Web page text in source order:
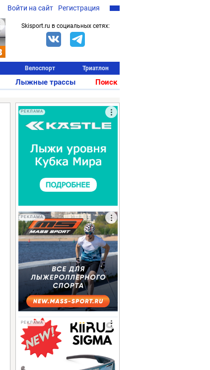
Войти на сайт Регистрация
Skisport.ru в социальных сетях:
Велоспорт Триатлон
Лыжные трассы Поиск
РЕКЛАМА
РЕКЛАМА
РЕКЛАМА